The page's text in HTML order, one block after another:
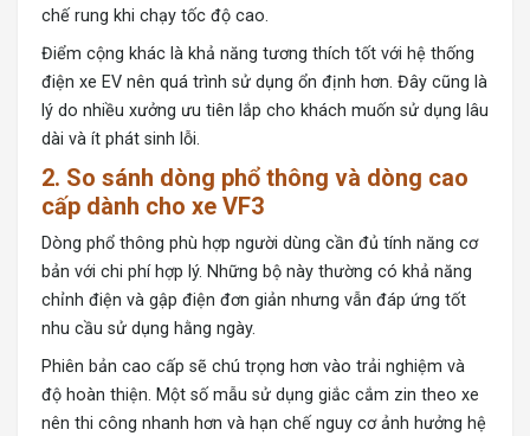
chế rung khi chạy tốc độ cao.
Điểm cộng khác là khả năng tương thích tốt với hệ thống
điện xe EV nên quá trình sử dụng ổn định hơn. Đây cũng là
lý do nhiều xưởng ưu tiên lắp cho khách muốn sử dụng lâu
dài và ít phát sinh lỗi.
2. So sánh dòng phổ thông và dòng cao
cấp dành cho xe VF3
Dòng phổ thông phù hợp người dùng cần đủ tính năng cơ
bản với chi phí hợp lý. Những bộ này thường có khả năng
chỉnh điện và gập điện đơn giản nhưng vẫn đáp ứng tốt
nhu cầu sử dụng hằng ngày.
Phiên bản cao cấp sẽ chú trọng hơn vào trải nghiệm và
độ hoàn thiện. Một số mẫu sử dụng giắc cắm zin theo xe
nên thi công nhanh hơn và hạn chế nguy cơ ảnh hưởng hệ